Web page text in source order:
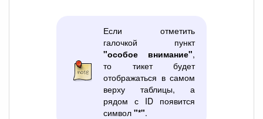
Если отметить
галочкой пункт
"особое внимание",
то тикет будет
отображаться в самом
верху таблицы, а
рядом с ID появится
символ "*".